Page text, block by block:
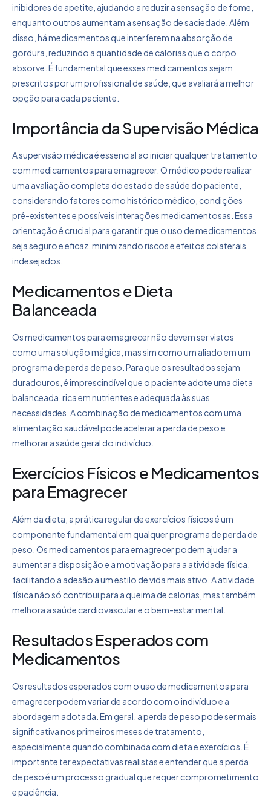
inibidores de apetite, ajudando a reduzir a sensação de fome,
enquanto outros aumentam a sensação de saciedade. Além
disso, há medicamentos que interferem na absorção de
gordura, reduzindo a quantidade de calorias que o corpo
absorve. É fundamental que esses medicamentos sejam
prescritos por um profissional de saúde, que avaliará a melhor
opção para cada paciente.
Importância da Supervisão Médica
A supervisão médica é essencial ao iniciar qualquer tratamento
com medicamentos para emagrecer. O médico pode realizar
uma avaliação completa do estado de saúde do paciente,
considerando fatores como histórico médico, condições
pré-existentes e possíveis interações medicamentosas. Essa
orientação é crucial para garantir que o uso de medicamentos
seja seguro e eficaz, minimizando riscos e efeitos colaterais
indesejados.
Medicamentos e Dieta
Balanceada
Os medicamentos para emagrecer não devem ser vistos
como uma solução mágica, mas sim como um aliado em um
programa de perda de peso. Para que os resultados sejam
duradouros, é imprescindível que o paciente adote uma dieta
balanceada, rica em nutrientes e adequada às suas
necessidades. A combinação de medicamentos com uma
alimentação saudável pode acelerar a perda de peso e
melhorar a saúde geral do indivíduo.
Exercícios Físicos e Medicamentos
para Emagrecer
Além da dieta, a prática regular de exercícios físicos é um
componente fundamental em qualquer programa de perda de
peso. Os medicamentos para emagrecer podem ajudar a
aumentar a disposição e a motivação para a atividade física,
facilitando a adesão a um estilo de vida mais ativo. A atividade
física não só contribui para a queima de calorias, mas também
melhora a saúde cardiovascular e o bem-estar mental.
Resultados Esperados com
Medicamentos
Os resultados esperados com o uso de medicamentos para
emagrecer podem variar de acordo com o indivíduo e a
abordagem adotada. Em geral, a perda de peso pode ser mais
significativa nos primeiros meses de tratamento,
especialmente quando combinada com dieta e exercícios. É
importante ter expectativas realistas e entender que a perda
de peso é um processo gradual que requer comprometimento
e paciência.